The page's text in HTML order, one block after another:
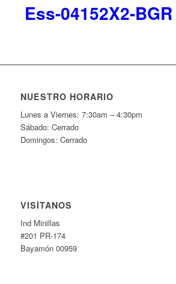
Ess-04152X2-BGR
NUESTRO HORARIO
Lunes a Viernes: 7:30am – 4:30pm
Sábado: Cerrado
Domingos: Cerrado
VISÍTANOS
Ind Minillas
#201 PR-174
Bayamón 00959